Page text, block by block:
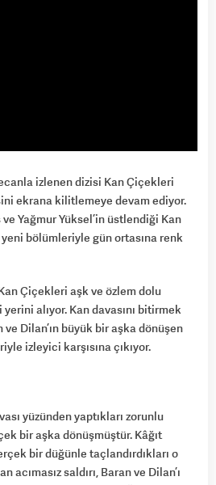
izlenen dizisi Kan Çiçekleri
ekrana kilitlemeye devam ediyor.
Yağmur Yüksel’in üstlendiği Kan
bölümleriyle gün ortasına renk
Çiçekleri aşk ve özlem dolu
alıyor. Kan davasını bitirmek
Dilan’ın büyük bir aşka dönüşen
izleyici karşısına çıkıyor.
yüzünden yaptıkları zorunlu
bir aşka dönüşmüştür. Kâğıt
bir düğünle taçlandırdıkları o
acımasız saldırı, Baran ve Dilan’ı